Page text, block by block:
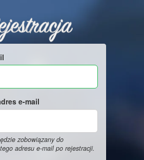
e-mail
zobowiązany do
adresu e-mail po rejestracji.